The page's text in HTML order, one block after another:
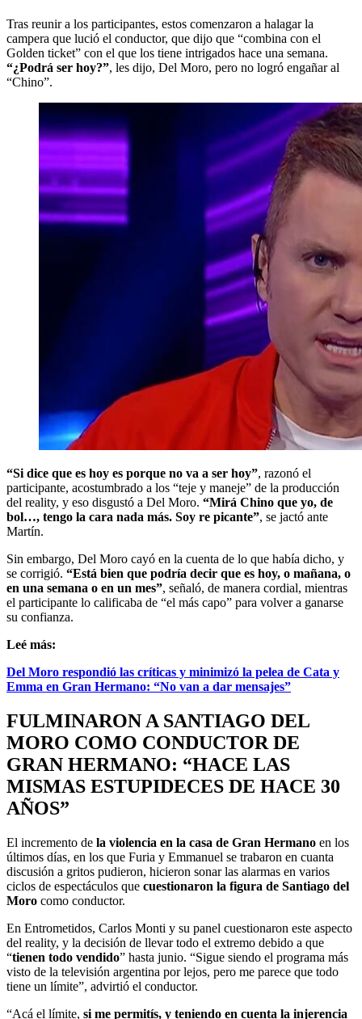
Tras reunir a los participantes, estos comenzaron a halagar la
campera que lució el conductor, que dijo que “combina con el
Golden ticket” con el que los tiene intrigados hace una semana.
“¿Podrá ser hoy?”, les dijo, Del Moro, pero no logró engañar al
“Chino”.
“Si dice que es hoy es porque no va a ser hoy”, razonó el
participante, acostumbrado a los “teje y maneje” de la producción
del reality, y eso disgustó a Del Moro. “Mirá Chino que yo, de
bol…, tengo la cara nada más. Soy re picante”, se jactó ante
Martín.
Sin embargo, Del Moro cayó en la cuenta de lo que había dicho, y
se corrigió. “Está bien que podría decir que es hoy, o mañana, o
en una semana o en un mes”, señaló, de manera cordial, mientras
el participante lo calificaba de “el más capo” para volver a ganarse
su confianza.
Leé más:
Del Moro respondió las críticas y minimizó la pelea de Cata y
Emma en Gran Hermano: “No van a dar mensajes”
FULMINARON A SANTIAGO DEL
MORO COMO CONDUCTOR DE
GRAN HERMANO: “HACE LAS
MISMAS ESTUPIDECES DE HACE 30
AÑOS”
El incremento de la violencia en la casa de Gran Hermano en los
últimos días, en los que Furia y Emmanuel se trabaron en cuanta
discusión a gritos pudieron, hicieron sonar las alarmas en varios
ciclos de espectáculos que cuestionaron la figura de Santiago del
Moro como conductor.
En Entrometidos, Carlos Monti y su panel cuestionaron este aspecto
del reality, y la decisión de llevar todo el extremo debido a que
“tienen todo vendido” hasta junio. “Sigue siendo el programa más
visto de la televisión argentina por lejos, pero me parece que todo
tiene un límite”, advirtió el conductor.
“Acá el límite, si me permitís, y teniendo en cuenta la injerencia